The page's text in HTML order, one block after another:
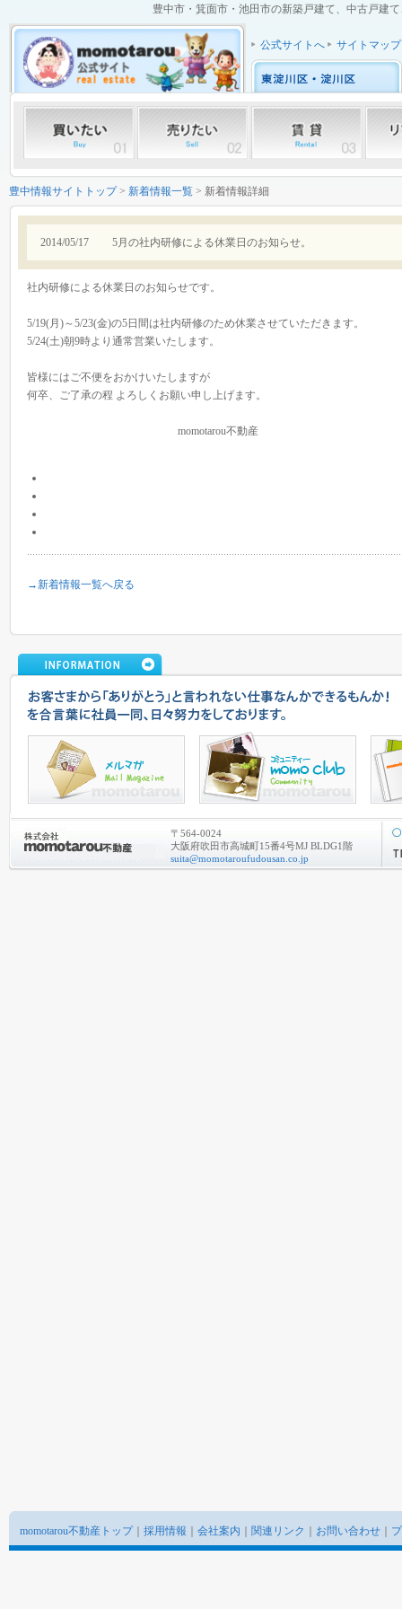
豊中市・箕面市・池田市の新築戸建て、中古戸建
公式サイトへ サイトマップ
豊中情報サイトトップ> 新着情報一覧 > 新着情報詳細
2014/05/17 5月の社内研修による休業日のお知らせ。
社内研修による休業日のお知らせです。
5/19(月)～5/23(金)の5日間は社内研修のため休業させていただきます。
5/24(土)朝9時より通常営業いたします。
皆様にはご不便をおかけいたしますが
何卒、ご了承の程 よろしくお願い申し上げます。
momotarou不動産
→新着情報一覧へ戻る
〒564-0024
大阪府吹田市高城町15番4号MJ BLDG1階
suita@momotaroufudousan.co.jp
momotarou不動産トップ｜ 採用情報 会社案内 関連リンク お問い合わせ